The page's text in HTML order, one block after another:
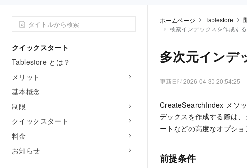
クイックスタート
Tablestore とは？
メリット
基本概念
制限
クイックスタート
料金
お知らせ
ホームページ Tablestore
検索インデックスを作成する
多次元インデ
更新日時2026-04-30 20:54:25
CreateSearchIndex メソ
デックスを作成する際は
ートなどの高度なオプショ
前提条件